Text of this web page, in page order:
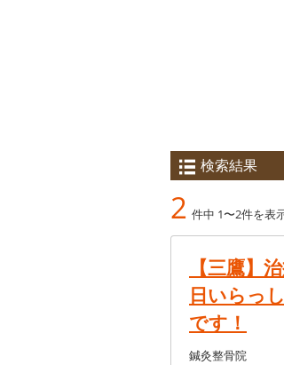
検索結果
2 件中 1〜2件を表
【三鷹】
日いらっ
です！
鍼灸整骨院